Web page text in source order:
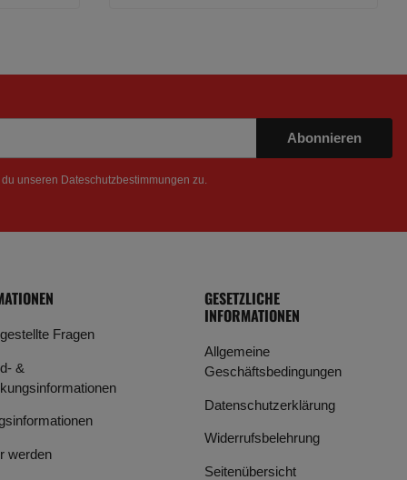
Abonnieren
unseren Dateschutzbestimmungen zu.
Fragen
&
werden
GESETZLICHE
INFORMATIONEN
Allgemeine
Geschäftsbedingungen
Datenschutzerklärung
Widerrufsbelehrung
Seitenübersicht